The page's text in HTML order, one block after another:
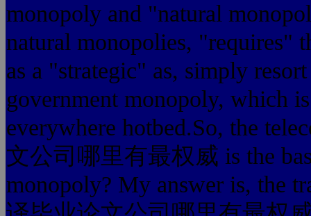
monopoly and "natural
natural monopolies, "requires"
as a "strategic" as, simply
government monopoly, which
everywhere hotbed.So, the
文公司哪里有最权威 is the
monopoly? My answer is, the